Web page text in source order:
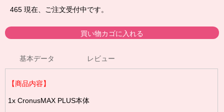
465 現在、ご注文受付中です。
基本データ レビュー
【商品内容】
1x CronusMAX PLUS本体